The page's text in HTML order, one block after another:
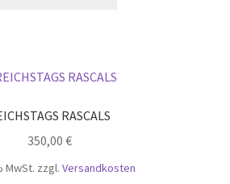
RASCALS
350,00 €
MwSt. zzgl. Versandkosten